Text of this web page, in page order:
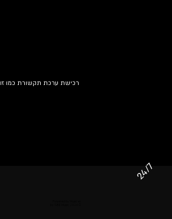
רכישת ערכת תקשורת כמו זו
24/7